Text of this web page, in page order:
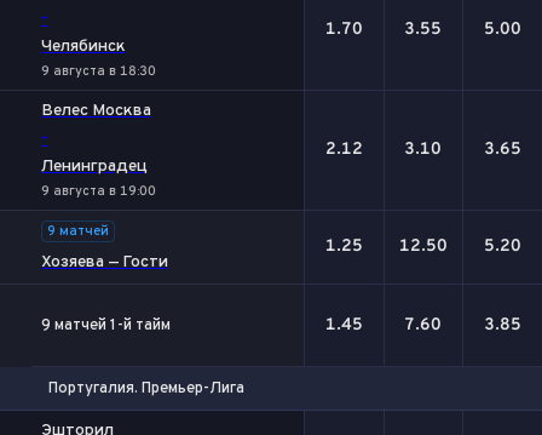
-
Челябинск
9 августа в 18:30
1.70 3.55 5.00
Велес Москва
-
Ленинградец
9 августа в 19:00
2.12 3.10 3.65
9 матчей
Хозяева — Гости
1.25 12.50 5.20
9 матчей 1-й тайм 1.45 7.60 3.85
Португалия. Премьер-Лига
Эшторил